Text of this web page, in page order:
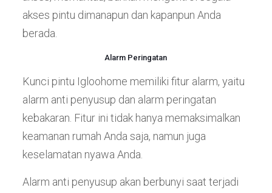
akses pintu dimanapun dan kapanpun Anda
berada.
Alarm Peringatan
Kunci pintu Igloohome memiliki fitur alarm, yaitu
alarm anti penyusup dan alarm peringatan
kebakaran. Fitur ini tidak hanya memaksimalkan
keamanan rumah Anda saja, namun juga
keselamatan nyawa Anda.
Alarm anti penyusup akan berbunyi saat terjadi